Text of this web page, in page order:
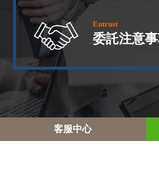
Entrust
委託注意
客服中心